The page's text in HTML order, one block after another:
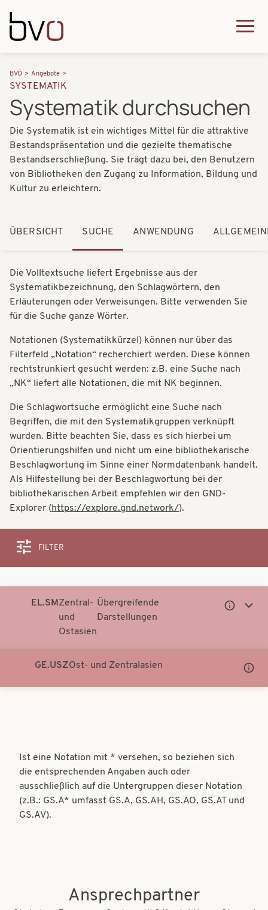
k
m
e
n
u
t
n
i
a
t
i
n
P
f
a
d
n
a
v
g
t
i
o
n
BVÖ Angebote
SYSTEMATIK
Systematik durchsuchen
Die Systematik ist ein wichtiges Mittel für die attraktive
Bestandspräsentation und die gezielte thematische
Bestandserschließung. Sie trägt dazu bei, den Benutzern
von Bibliotheken den Zugang zu Information, Bildung und
Kultur zu erleichtern.
ÜBERSICHT SUCHE ANWENDUNG
Die Volltextsuche liefert Ergebnisse aus der
Systematikbezeichnung, den Schlagwörtern, den
Erläuterungen oder Verweisungen. Bitte verwenden Sie
für die Suche ganze Wörter.
Notationen (Systematikkürzel) können nur über das
Filterfeld „Notation“ recherchiert werden. Diese können
rechtstrunkiert gesucht werden: z.B. eine Suche nach
„NK“ liefert alle Notationen, die mit NK beginnen.
Die Schlagwortsuche ermöglicht eine Suche nach
Begriffen, die mit den Systematikgruppen verknüpft
wurden. Bitte beachten Sie, dass es sich hierbei um
Orientierungshilfen und nicht um eine bibliothekarische
Beschlagwortung im Sinne einer Normdatenbank handelt.
Als Hilfestellung bei der Beschlagwortung bei der
bibliothekarischen Arbeit empfehlen wir den GND-
Explorer (https://explore.gnd.network/).
Suche
FILTER
EL.SM Zentral-
und
Ostasien
Übergreifende
Darstellungen
GE.USZOst- und Zentralasien
Ist eine Notation mit * versehen, so beziehen sich
die entsprechenden Angaben auch oder
ausschließlich auf die Untergruppen dieser Notation
(z.B.: GS.A* umfasst GS.A, GS.AH, GS.AO, GS.AT und
GS.AV).
Ansprechpartner